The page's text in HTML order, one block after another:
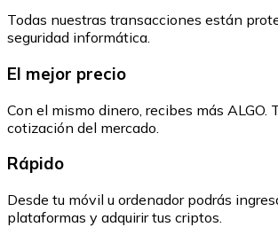
Todas nuestras transacciones están
seguridad informática.
El mejor precio
Con el mismo dinero, recibes más ALGO.
cotización del mercado.
Rápido
Desde tu móvil u ordenador podrás
plataformas y adquirir tus criptos.